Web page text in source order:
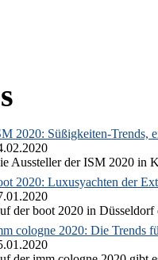
2020: Süßigkeiten-Trends,
Aussteller der ISM 2020 in
2020: Luxusyachten der
der boot 2020 in Düsseldorf
cologne 2020: Die Trends